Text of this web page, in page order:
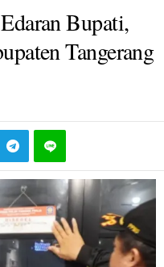
Bupati,
Tangerang